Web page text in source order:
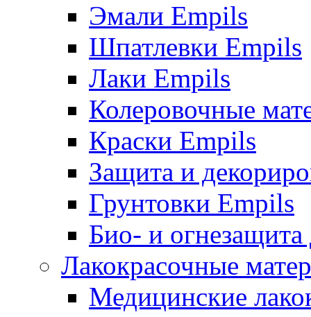
Эмали Empils
Шпатлевки Empils
Лаки Empils
Колеровочные
Краски Empils
Защита и
Грунтовки Empils
Био- и
Лакокрасочные
Медицинские